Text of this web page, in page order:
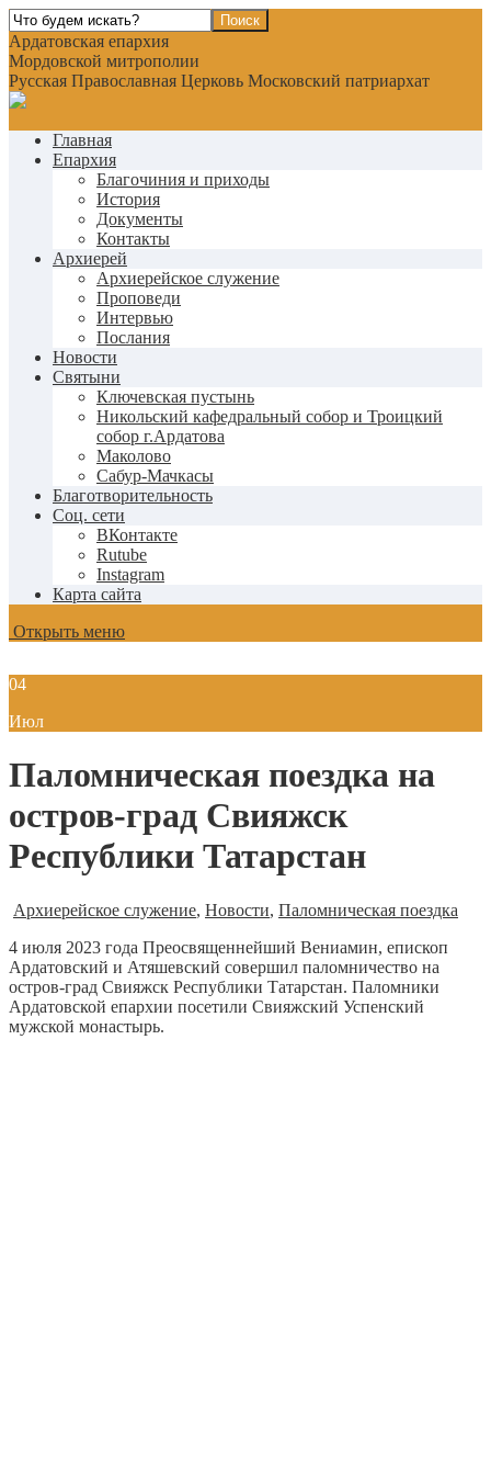
Ардатовская епархия
Мордовской митрополии
Русская Православная Церковь Московский патриархат
Главная
Епархия
Благочиния и приходы
История
Документы
Контакты
Архиерей
Архиерейское служение
Проповеди
Интервью
Послания
Новости
Святыни
Ключевская пустынь
Никольский кафедральный собор и Троицкий
собор г.Ардатова
Маколово
Сабур-Мачкасы
Благотворительность
Соц. сети
ВКонтакте
Rutube
Instagram
Карта сайта
Открыть меню
04
Июл
Паломническая поездка на
остров-град Свияжск
Республики Татарстан
Архиерейское служение, Новости, Паломническая поездка
4 июля 2023 года Преосвященнейший Вениамин, епископ
Ардатовский и Атяшевский совершил паломничество на
остров-град Свияжск Республики Татарстан. Паломники
Ардатовской епархии посетили Свияжский Успенский
мужской монастырь.